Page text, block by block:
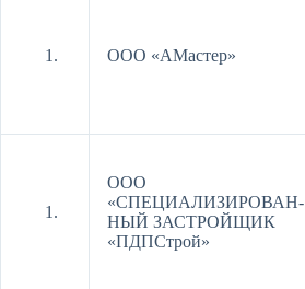
ООО «АМастер»
ООО
«СПЕЦИАЛИЗИРОВАН-
НЫЙ ЗАСТРОЙЩИК
«ПДПСтрой»